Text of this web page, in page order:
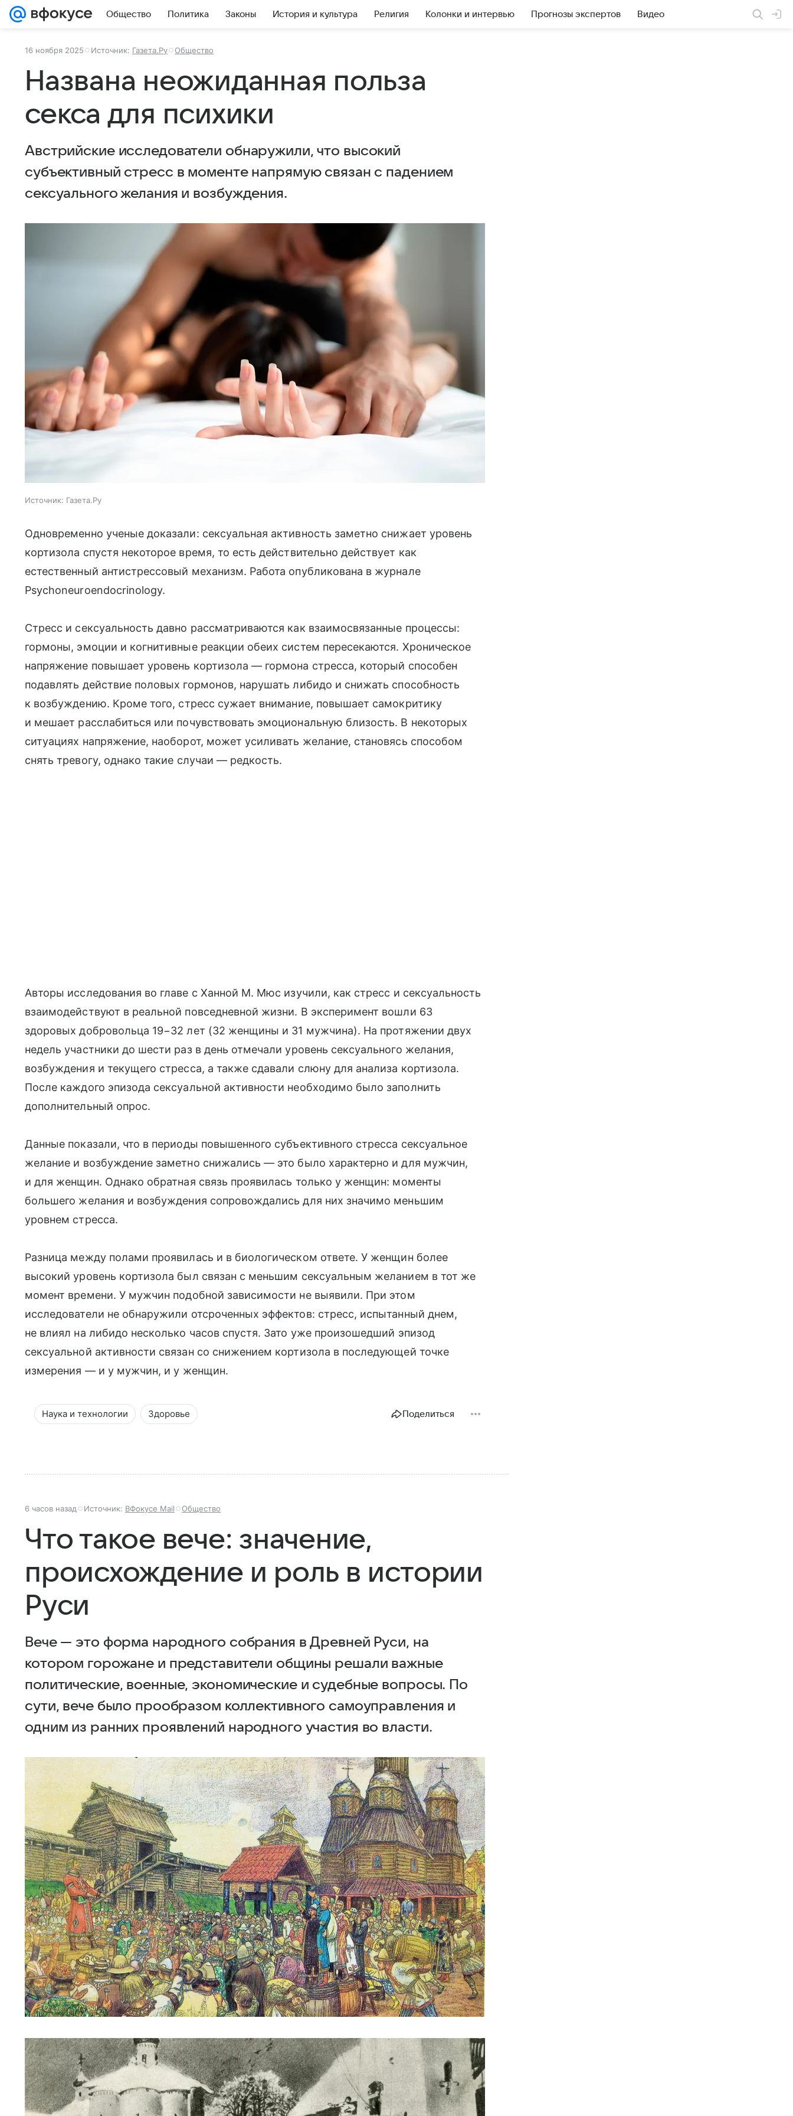
Общество Политика Законы История и культура Религия Колонки и интервью Прогнозы экспертов Видео
16 ноября 2025 Источник: Газета.Ру Общество
Названа неожиданная польза
секса для психики
Австрийские исследователи обнаружили, что высокий
субъективный стресс в моменте напрямую связан с падением
сексуального желания и возбуждения.
Источник: Газета.Ру
Одновременно ученые доказали: сексуальная активность заметно снижает уровень
кортизола спустя некоторое время, то есть действительно действует как
естественный антистрессовый механизм. Работа опубликована в журнале
Psychoneuroendocrinology.
Стресс и сексуальность давно рассматриваются как взаимосвязанные процессы:
гормоны, эмоции и когнитивные реакции обеих систем пересекаются. Хроническое
напряжение повышает уровень кортизола — гормона стресса, который способен
подавлять действие половых гормонов, нарушать либидо и снижать способность
к возбуждению. Кроме того, стресс сужает внимание, повышает самокритику
и мешает расслабиться или почувствовать эмоциональную близость. В некоторых
ситуациях напряжение, наоборот, может усиливать желание, становясь способом
снять тревогу, однако такие случаи — редкость.
Авторы исследования во главе с Ханной М. Мюс изучили, как стресс и сексуальность
взаимодействуют в реальной повседневной жизни. В эксперимент вошли 63
здоровых добровольца 19−32 лет (32 женщины и 31 мужчина). На протяжении двух
недель участники до шести раз в день отмечали уровень сексуального желания,
возбуждения и текущего стресса, а также сдавали слюну для анализа кортизола.
После каждого эпизода сексуальной активности необходимо было заполнить
дополнительный опрос.
Данные показали, что в периоды повышенного субъективного стресса сексуальное
желание и возбуждение заметно снижались — это было характерно и для мужчин,
и для женщин. Однако обратная связь проявилась только у женщин: моменты
большего желания и возбуждения сопровождались для них значимо меньшим
уровнем стресса.
Разница между полами проявилась и в биологическом ответе. У женщин более
высокий уровень кортизола был связан с меньшим сексуальным желанием в тот же
момент времени. У мужчин подобной зависимости не выявили. При этом
исследователи не обнаружили отсроченных эффектов: стресс, испытанный днем,
не влиял на либидо несколько часов спустя. Зато уже произошедший эпизод
сексуальной активности связан со снижением кортизола в последующей точке
измерения — и у мужчин, и у женщин.
Наука и технологии Здоровье Поделиться
6 часов назад Источник: ВФокусе Mail Общество
Что такое вече: значение,
происхождение и роль в истории
Руси
Вече — это форма народного собрания в Древней Руси, на
котором горожане и представители общины решали важные
политические, военные, экономические и судебные вопросы. По
сути, вече было прообразом коллективного самоуправления и
одним из ранних проявлений народного участия во власти.